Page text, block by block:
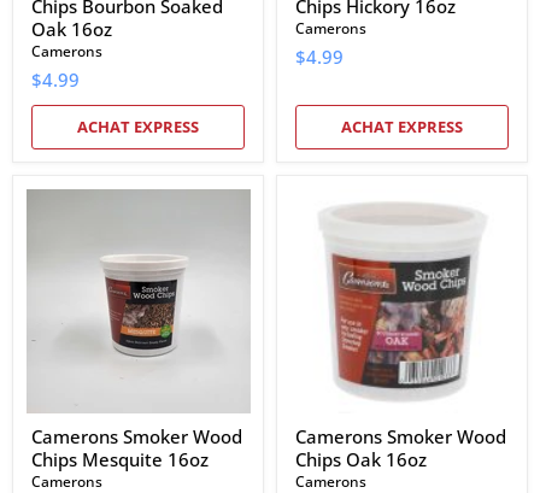
Chips Bourbon Soaked
Oak 16oz
Camerons
$4.99
ACHAT EXPRESS
Chips Hickory 16oz
Camerons
$4.99
ACHAT EXPRESS
Camerons
Camerons Smoker Wood
Chips Mesquite 16oz
Camerons
Smoker
Wood
Chips
Camerons Smoker Wood
Chips Oak 16oz
Camerons